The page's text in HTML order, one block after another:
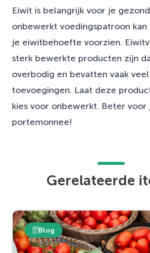
Eiwit is belangrijk voor je
onbewerkt voedingspatroon kan
je eiwitbehoefte voorzien.
sterk bewerkte producten zijn
overbodig en bevatten vaak
toevoegingen. Laat deze
kies voor onbewerkt. Beter
portemonnee!
Gerelateerde
Blog